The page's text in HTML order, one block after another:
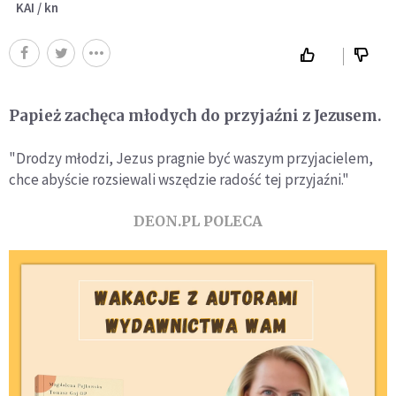
KAI / kn
Papież zachęca młodych do przyjaźni z Jezusem.
"Drodzy młodzi, Jezus pragnie być waszym przyjacielem,
chce abyście rozsiewali wszędzie radość tej przyjaźni."
DEON.PL POLECA